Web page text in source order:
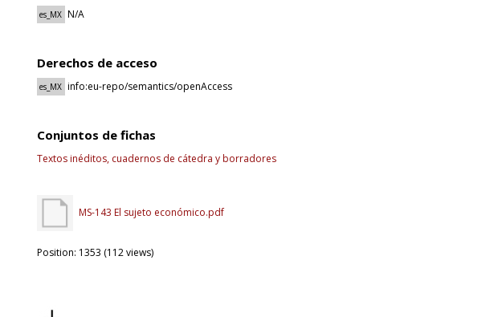
es_MX N/A
Derechos de acceso
es_MX info:eu-repo/semantics/openAccess
Conjuntos de fichas
Textos inéditos, cuadernos de cátedra y borradores
MS-143 El sujeto económico.pdf
Position: 1353 (112views)